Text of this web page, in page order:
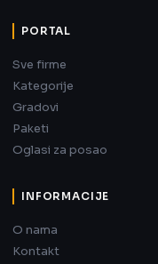
PORTAL
Sve firme
Kategorije
Gradovi
Paketi
Oglasi za posao
INFORMACIJE
O nama
Kontakt